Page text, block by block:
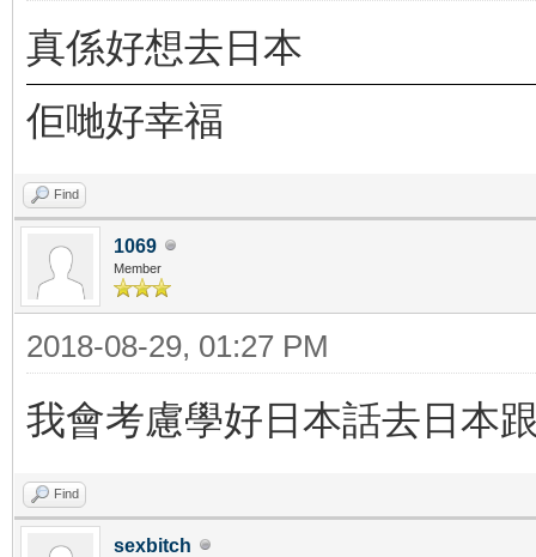
真係好想去日本
佢哋好幸福
Find
1069
Member
2018-08-29, 01:27 PM
我會考慮學好日本話去日本
Find
sexbitch